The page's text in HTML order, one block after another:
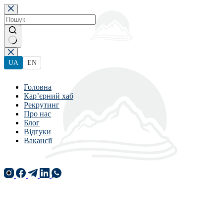
Перейти
до
вмісту
Немає
результатів
UA EN
Головна
Кар’єрний хаб
Рекрутинг
Про нас
Блог
Відгуки
Вакансії